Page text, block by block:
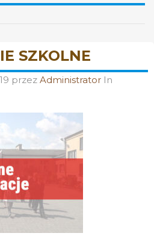
SZKOLNE
przez Administrator In